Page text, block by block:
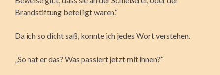
Brandstiftung beteiligt waren.“
Da ich so dicht saß, konnte ich jedes Wort verstehen.
„So hat er das? Was passiert jetzt mit ihnen?“